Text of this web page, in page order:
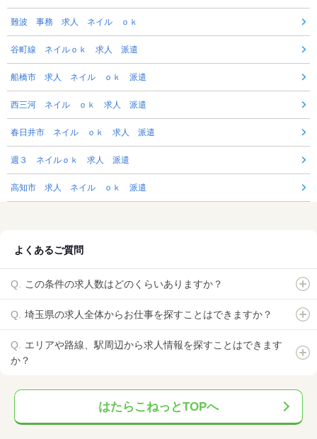
難波 事務 求人 ネイル ｏｋ
谷町線 ネイルｏｋ 求人 派遣
船橋市 求人 ネイル ｏｋ 派遣
西三河 ネイル ｏｋ 求人 派遣
春日井市 ネイル ｏｋ 求人 派遣
週３ ネイルｏｋ 求人 派遣
高知市 求人 ネイル ｏｋ 派遣
よくあるご質問
この条件の求人数はどのくらいありますか？
埼玉県の求人全体からお仕事を探すことはできますか？
エリアや路線、駅周辺から求人情報を探すことはできます
か？
はたらこねっとTOPへ